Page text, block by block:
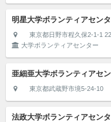
明星大学ボランティアセン
東京都日野市程久保2-1-1
大学ボランティアセンター
亜細亜大学ボランティアセ
東京都武蔵野市境5-24-10
法政大学ボランティアセン